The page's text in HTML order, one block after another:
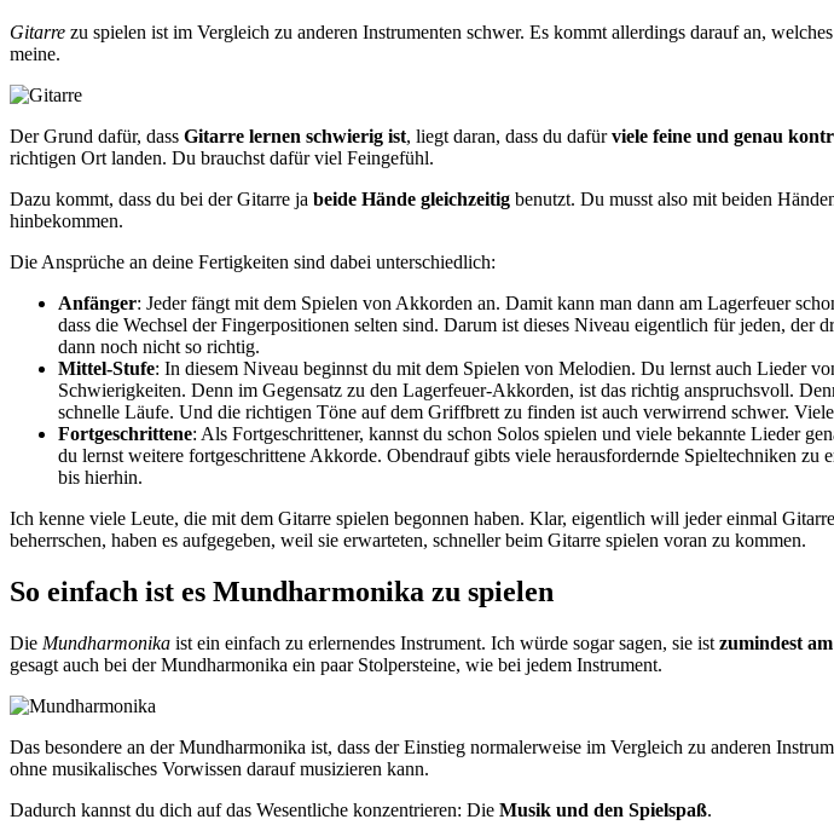
Gitarre zu spielen ist im Vergleich zu anderen Instrumenten schwer. Es kommt allerdings darauf an,
meine.
Der Grund dafür, dass Gitarre lernen schwierig ist, liegt daran, dass du dafürviele feine und genau
richtigen Ort landen. Du brauchst dafür viel Feingefühl.
Dazu kommt, dass du bei der Gitarre ja beide Hände gleichzeitig benutzt. Du musst also mit beiden
hinbekommen.
Die Ansprüche an deine Fertigkeiten sind dabei unterschiedlich:
Anfänger: Jeder fängt mit dem Spielen von Akkorden an. Damit kann man dann am Lagerfeuer
dass die Wechsel der Fingerpositionen selten sind. Darum ist dieses Niveau eigentlich für jeden,
dann noch nicht so richtig.
Mittel-Stufe: In diesem Niveau beginnst du mit dem Spielen von Melodien. Du lernst auch Lieder
Schwierigkeiten. Denn im Gegensatz zu den Lagerfeuer-Akkorden, ist das richtig anspruchsvoll.
schnelle Läufe. Und die richtigen Töne auf dem Griffbrett zu finden ist auch verwirrend schwer.
Fortgeschrittene: Als Fortgeschrittener, kannst du schon Solos spielen und viele bekannte Lieder
du lernst weitere fortgeschrittene Akkorde. Obendrauf gibts viele herausfordernde Spieltechniken zu
bis hierhin.
Ich kenne viele Leute, die mit dem Gitarre spielen begonnen haben. Klar, eigentlich will jeder einmal
beherrschen, haben es aufgegeben, weil sie erwarteten, schneller beim Gitarre spielen voran zu kommen.
So einfach ist es Mundharmonika zu spielen
Die Mundharmonika ist ein einfach zu erlernendes Instrument. Ich würde sogar sagen, sie ist zumindest
gesagt auch bei der Mundharmonika ein paar Stolpersteine, wie bei jedem Instrument.
Das besondere an der Mundharmonika ist, dass der Einstieg normalerweise im Vergleich zu anderen
ohne musikalisches Vorwissen darauf musizieren kann.
Dadurch kannst du dich auf das Wesentliche konzentrieren: Die Musik und den Spielspaß.